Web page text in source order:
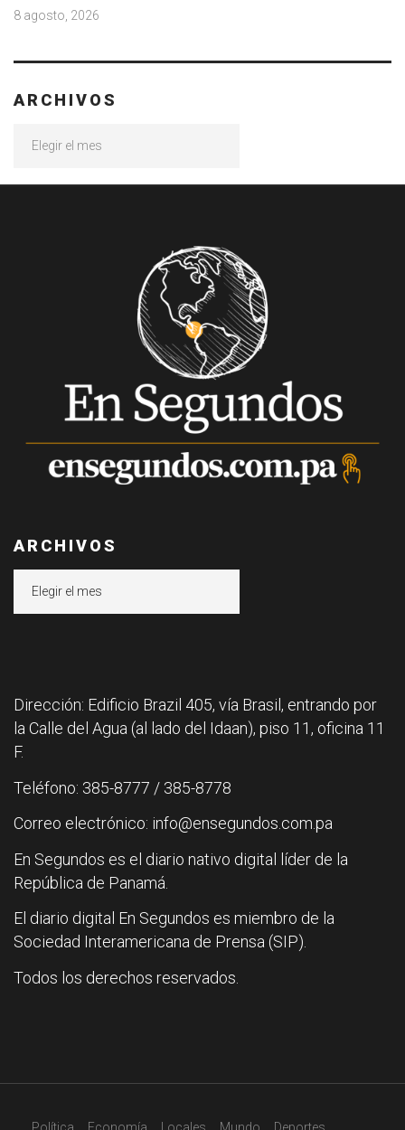
8 agosto, 2026
ARCHIVOS
ARCHIVOS
Dirección: Edificio Brazil 405, vía Brasil, entrando por
la Calle del Agua (al lado del Idaan), piso 11, oficina 11
F.
Teléfono: 385-8777 / 385-8778
Correo electrónico: info@ensegundos.com.pa
En Segundos es el diario nativo digital líder de la
República de Panamá.
El diario digital En Segundos es miembro de la
Sociedad Interamericana de Prensa (SIP).
Todos los derechos reservados.